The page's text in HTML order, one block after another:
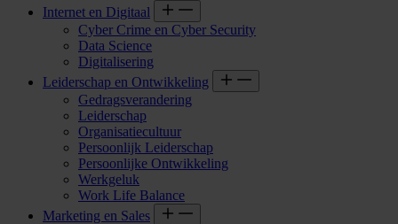
Internet en Digitaal
Cyber Crime en Cyber Security
Data Science
Digitalisering
Leiderschap en Ontwikkeling
Gedragsverandering
Leiderschap
Organisatiecultuur
Persoonlijk Leiderschap
Persoonlijke Ontwikkeling
Werkgeluk
Work Life Balance
Marketing en Sales